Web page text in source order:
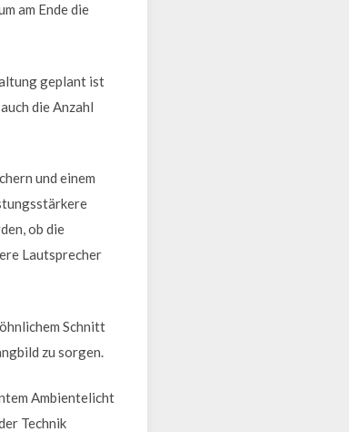
am Ende die
geplant ist
die Anzahl
und einem
ob die
Lautsprecher
Schnitt
zu sorgen.
Ambientelicht
Technik